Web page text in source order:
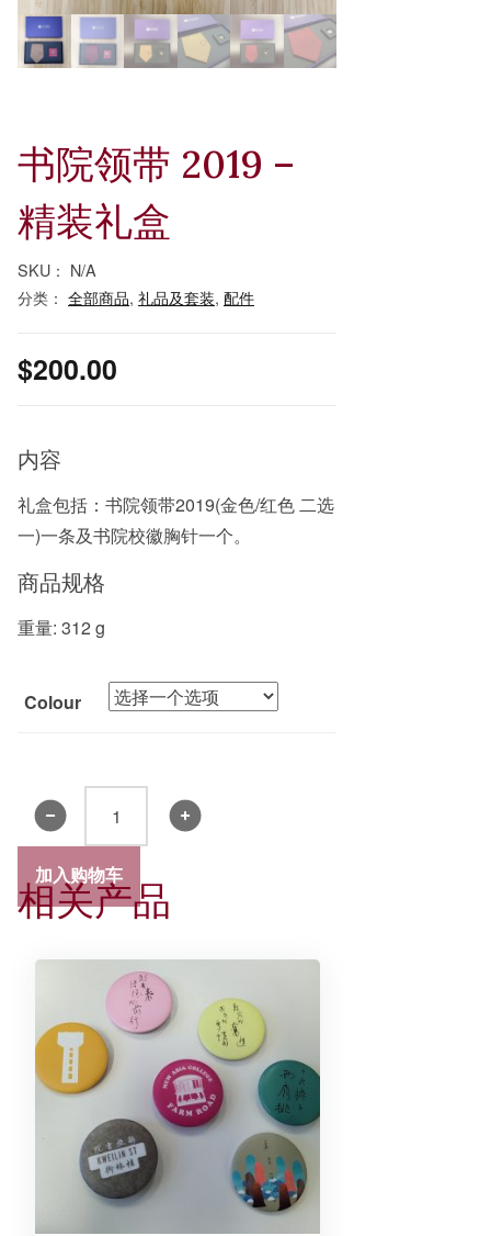
书院领带 2019 –
精装礼盒
SKU： N/A
分类： 全部商品, 礼品及套装, 配件
$200.00
内容
礼盒包括：书院领带2019(金色/红色 二选
一)一条及书院校徽胸针一个。
商品规格
重量: 312 g
Colour
领
带
2019
-
礼
盒
量
加入购物车
相关产品